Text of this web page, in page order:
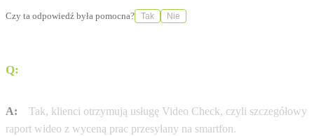
Czy ta odpowiedź była pomocna? Tak Nie
Q:
A:
Tak, klienci otrzymują usługę Video Check, czyli szczegółowy
raport wideo z wyceną prac przesyłany na smartfon.